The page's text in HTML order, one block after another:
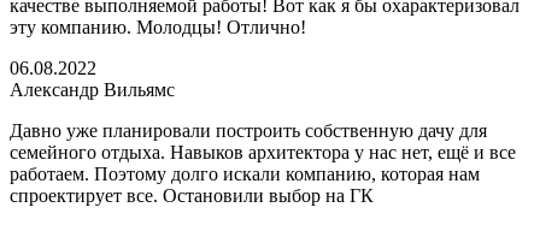
качестве выполняемой работы! Вот как я бы охарактеризовал
эту компанию. Молодцы! Отлично!
06.08.2022
Александр Вильямс
Давно уже планировали построить собственную дачу для
семейного отдыха. Навыков архитектора у нас нет, ещё и все
работаем. Поэтому долго искали компанию, которая нам
спроектирует все. Остановили выбор на ГК